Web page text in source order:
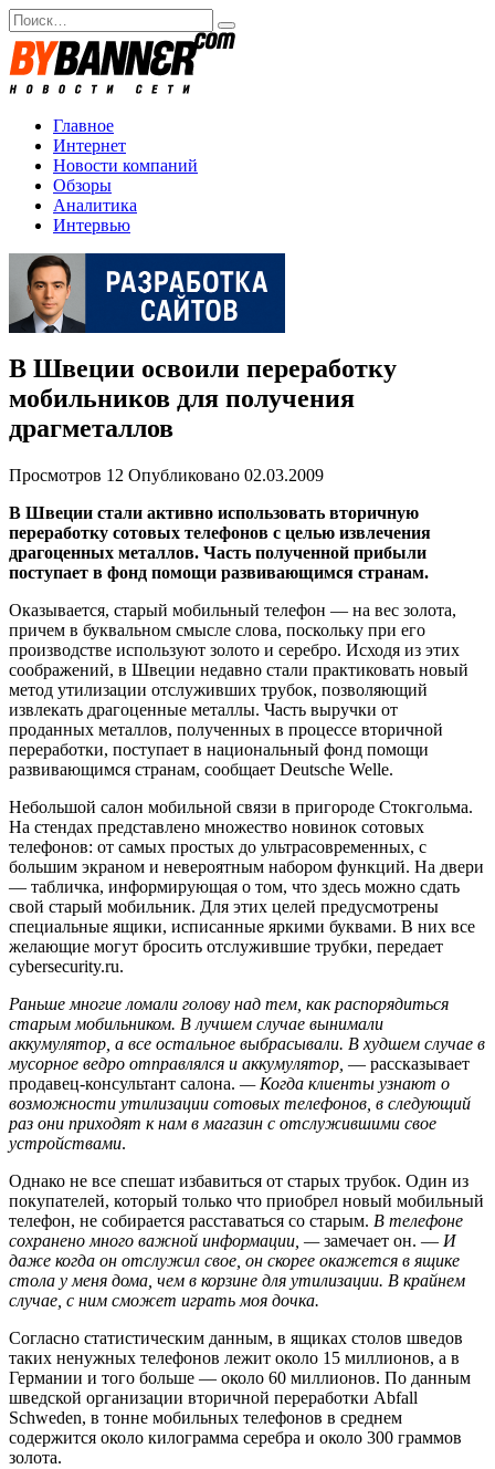
Перейти
к
содержанию
Search
for:
Главное
Интернет
Новости компаний
Обзоры
Аналитика
Интервью
В Швеции освоили переработку
мобильников для получения
драгметаллов
Просмотров 12 Опубликовано 02.03.2009
В Швеции стали активно использовать вторичную
переработку сотовых телефонов с целью извлечения
драгоценных металлов. Часть полученной прибыли
поступает в фонд помощи развивающимся странам.
Оказывается, старый мобильный телефон — на вес золота,
причем в буквальном смысле слова, поскольку при его
производстве используют золото и серебро. Исходя из этих
соображений, в Швеции недавно стали практиковать новый
метод утилизации отслуживших трубок, позволяющий
извлекать драгоценные металлы. Часть выручки от
проданных металлов, полученных в процессе вторичной
переработки, поступает в национальный фонд помощи
развивающимся странам, сообщает Deutsche Welle.
Небольшой салон мобильной связи в пригороде Стокгольма.
На стендах представлено множество новинок сотовых
телефонов: от самых простых до ультрасовременных, с
большим экраном и невероятным набором функций. На двери
— табличка, информирующая о том, что здесь можно сдать
свой старый мобильник. Для этих целей предусмотрены
специальные ящики, исписанные яркими буквами. В них все
желающие могут бросить отслужившие трубки, передает
cybersecurity.ru.
Раньше многие ломали голову над тем, как распорядиться
старым мобильником. В лучшем случае вынимали
аккумулятор, а все остальное выбрасывали. В худшем случае в
мусорное ведро отправлялся и аккумулятор, — рассказывает
продавец-консультант салона. — Когда клиенты узнают о
возможности утилизации сотовых телефонов, в следующий
раз они приходят к нам в магазин с отслужившими свое
устройствами.
Однако не все спешат избавиться от старых трубок. Один из
покупателей, который только что приобрел новый мобильный
телефон, не собирается расставаться со старым. В телефоне
сохранено много важной информации, —замечает он. — И
даже когда он отслужил свое, он скорее окажется в ящике
стола у меня дома, чем в корзине для утилизации. В крайнем
случае, с ним сможет играть моя дочка.
Согласно статистическим данным, в ящиках столов шведов
таких ненужных телефонов лежит около 15 миллионов, а в
Германии и того больше — около 60 миллионов. По данным
шведской организации вторичной переработки Abfall
Schweden, в тонне мобильных телефонов в среднем
содержится около килограмма серебра и около 300 граммов
золота.